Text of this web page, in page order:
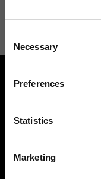
Selection
Necessary
Preferences
Statistics
Marketing